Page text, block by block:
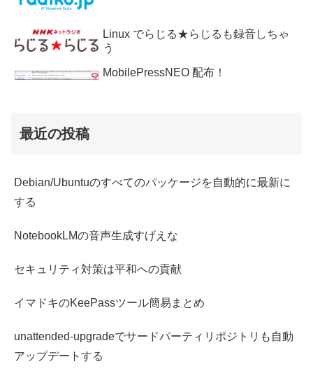
Linux でらじる★らじるも録音しちゃ
う
MobilePressNEO 配布！
最近の投稿
Debian/Ubuntuのすべてのパッケージを自動的に最新に
する
NotebookLMの音声生成すげえな
セキュリティ対策は平和への貢献
イマドキのKeePassツール簡易まとめ
unattended-upgradeでサードパーティリポジトリも自動
アップデートする